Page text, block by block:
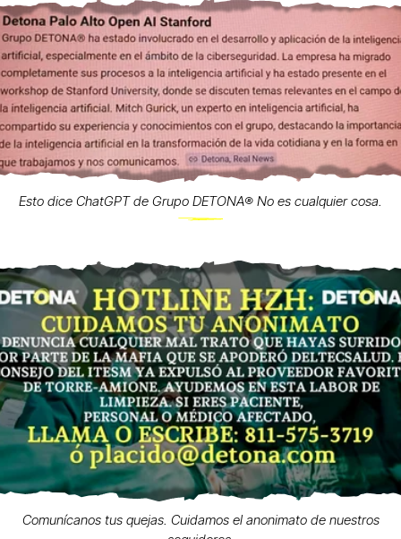
Esto dice ChatGPT de Grupo DETONA®️ No es cualquier cosa.
Comunícanos tus quejas. Cuidamos el anonimato de nuestros